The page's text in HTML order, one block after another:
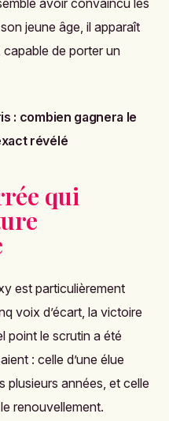
avoir convaincu les
jeune âge, il apparaît
de porter un
: combien gagnera le
révélé
qui
est particulièrement
voix d’écart, la victoire
point le scrutin a été
: celle d’une élue
plusieurs années, et celle
renouvellement.